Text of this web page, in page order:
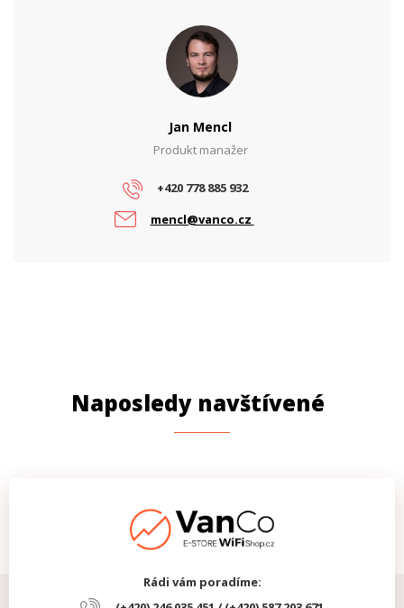
Jan Mencl
Produkt manažer
+420 778 885 932
mencl@vanco.cz
Naposledy navštívené
Rádi vám poradíme: